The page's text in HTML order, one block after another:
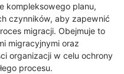
kompleksowego planu,
czynników, aby zapewnić
migracji. Obejmuje to
migracyjnymi oraz
organizacji w celu ochrony
procesu.